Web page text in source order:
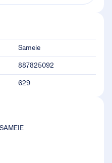
Sameie
887825092
629